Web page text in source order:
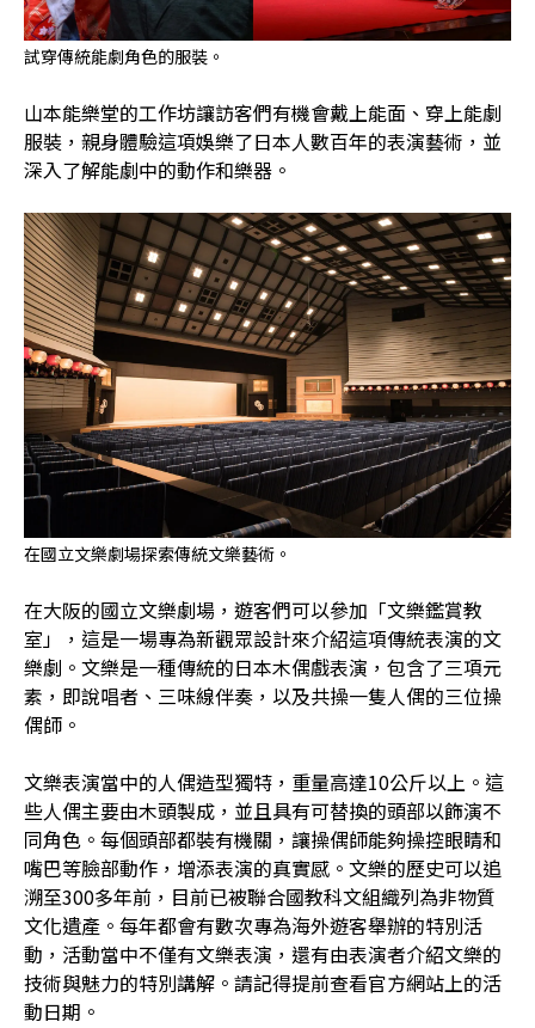
試穿傳統能劇角色的服裝。
山本能樂堂的工作坊讓訪客們有機會戴上能面、穿上能劇
服裝，親身體驗這項娛樂了日本人數百年的表演藝術，並
深入了解能劇中的動作和樂器。
在國立文樂劇場探索傳統文樂藝術。
在大阪的國立文樂劇場，遊客們可以參加「文樂鑑賞教
室」，這是一場專為新觀眾設計來介紹這項傳統表演的文
樂劇。文樂是一種傳統的日本木偶戲表演，包含了三項元
素，即說唱者、三味線伴奏，以及共操一隻人偶的三位操
偶師。
文樂表演當中的人偶造型獨特，重量高達10公斤以上。這
些人偶主要由木頭製成，並且具有可替換的頭部以飾演不
同角色。每個頭部都裝有機關，讓操偶師能夠操控眼睛和
嘴巴等臉部動作，增添表演的真實感。文樂的歷史可以追
溯至300多年前，目前已被聯合國教科文組織列為非物質
文化遺產。每年都會有數次專為海外遊客舉辦的特別活
動，活動當中不僅有文樂表演，還有由表演者介紹文樂的
技術與魅力的特別講解。請記得提前查看官方網站上的活
動日期。